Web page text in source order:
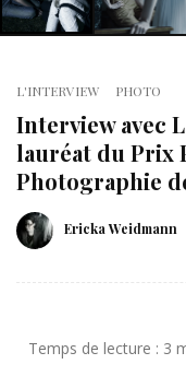
L'INTERVIEW PHOTO
Interview avec
lauréat du Prix
Photographie
Ericka Weidmann